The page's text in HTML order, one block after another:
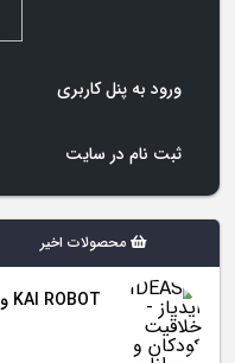
ورود به پنل کاربری
ثبت نام در سایت
محصولات اخیر
KAI ROBOT ویژه سنین 9...